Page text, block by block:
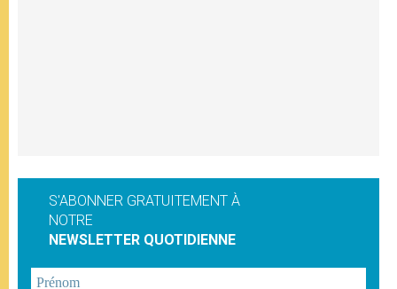
S'ABONNER GRATUITEMENT À
NOTRE
NEWSLETTER QUOTIDIENNE